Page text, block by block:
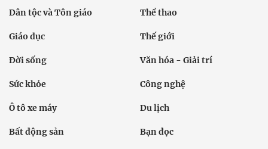
Dân tộc và Tôn giáo Thể thao
Giáo dục Thế giới
Đời sống Văn hóa - Giải trí
Sức khỏe Công nghệ
Ô tô xe máy Du lịch
Bất động sản Bạn đọc